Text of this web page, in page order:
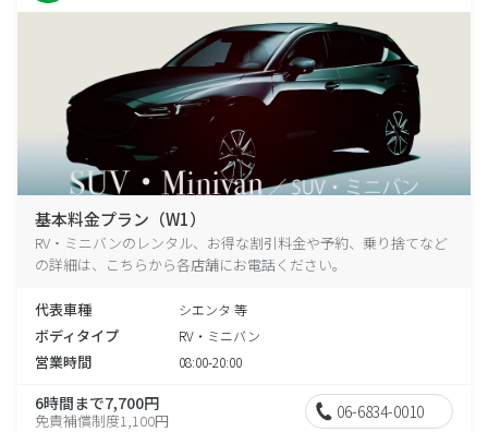
基本料金プラン（W1）
RV・ミニバンのレンタル、お得な割引料金や予約、乗り捨てなど
の詳細は、こちらから各店舗にお電話ください。
代表車種 シエンタ 等
ボディタイプ RV・ミニバン
営業時間 08:00-20:00
6時間まで7,700円
免責補償制度1,100円 06-6834-0010